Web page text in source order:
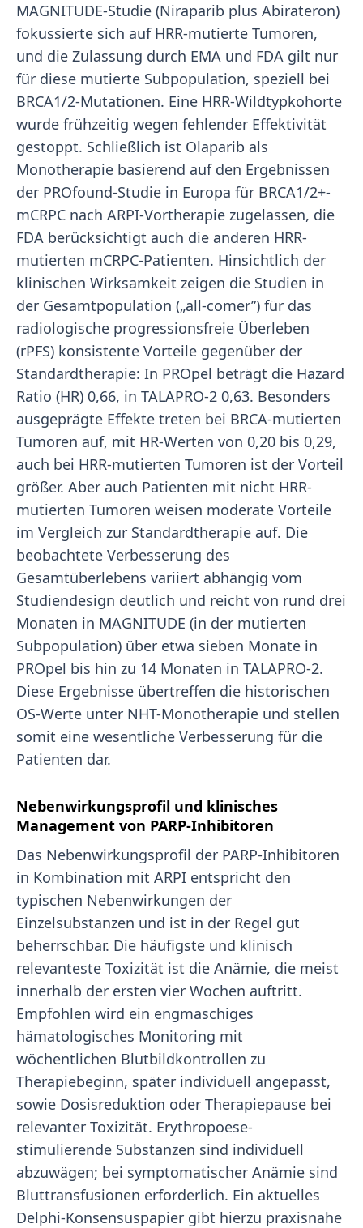
MAGNITUDE-Studie (Niraparib plus Abirateron)
fokussierte sich auf HRR-mutierte Tumoren,
und die Zulassung durch EMA und FDA gilt nur
für diese mutierte Subpopulation, speziell bei
BRCA1/2-Mutationen. Eine HRR-Wildtypkohorte
wurde frühzeitig wegen fehlender Effektivität
gestoppt. Schließlich ist Olaparib als
Monotherapie basierend auf den Ergebnissen
der PROfound-Studie in Europa für BRCA1/2+-
mCRPC nach ARPI-Vortherapie zugelassen, die
FDA berücksichtigt auch die anderen HRR-
mutierten mCRPC-Patienten. Hinsichtlich der
klinischen Wirksamkeit zeigen die Studien in
der Gesamtpopulation („all-comer”) für das
radiologische progressionsfreie Überleben
(rPFS) konsistente Vorteile gegenüber der
Standardtherapie: In PROpel beträgt die Hazard
Ratio (HR) 0,66, in TALAPRO-2 0,63. Besonders
ausgeprägte Effekte treten bei BRCA-mutierten
Tumoren auf, mit HR-Werten von 0,20 bis 0,29,
auch bei HRR-mutierten Tumoren ist der Vorteil
größer. Aber auch Patienten mit nicht HRR-
mutierten Tumoren weisen moderate Vorteile
im Vergleich zur Standardtherapie auf. Die
beobachtete Verbesserung des
Gesamtüberlebens variiert abhängig vom
Studiendesign deutlich und reicht von rund drei
Monaten in MAGNITUDE (in der mutierten
Subpopulation) über etwa sieben Monate in
PROpel bis hin zu 14 Monaten in TALAPRO-2.
Diese Ergebnisse übertreffen die historischen
OS-Werte unter NHT-Monotherapie und stellen
somit eine wesentliche Verbesserung für die
Patienten dar.
Nebenwirkungsprofil und klinisches
Management von PARP-Inhibitoren
Das Nebenwirkungsprofil der PARP-Inhibitoren
in Kombination mit ARPI entspricht den
typischen Nebenwirkungen der
Einzelsubstanzen und ist in der Regel gut
beherrschbar. Die häufigste und klinisch
relevanteste Toxizität ist die Anämie, die meist
innerhalb der ersten vier Wochen auftritt.
Empfohlen wird ein engmaschiges
hämatologisches Monitoring mit
wöchentlichen Blutbildkontrollen zu
Therapiebeginn, später individuell angepasst,
sowie Dosisreduktion oder Therapiepause bei
relevanter Toxizität. Erythropoese-
stimulierende Substanzen sind individuell
abzuwägen; bei symptomatischer Anämie sind
Bluttransfusionen erforderlich. Ein aktuelles
Delphi-Konsensuspapier gibt hierzu praxisnahe